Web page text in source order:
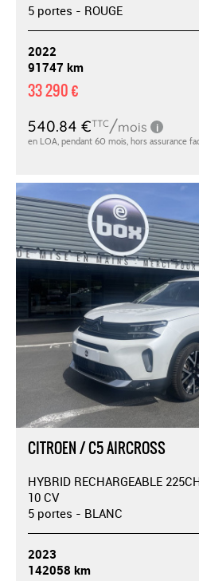
5 portes - ROUGE
2022
91747 km
33 290 €
CITROEN / C5 AIRCROSS
HYBRID RECHARGEABLE
10 CV
5 portes - BLANC
2023
142058 km